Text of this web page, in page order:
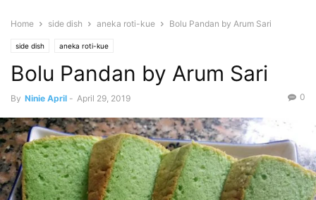
Home side dish aneka roti-kue Bolu Pandan by Arum Sari
side dish aneka roti-kue
Bolu Pandan by Arum Sari
By Ninie April - April 29, 2019 0